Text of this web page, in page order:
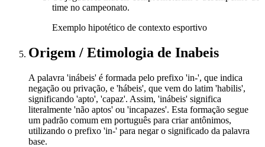
time no campeonato.
Exemplo hipotético de contexto esportivo
Origem / Etimologia de Inabeis
A palavra 'inábeis' é formada pelo prefixo 'in-', que indica
negação ou privação, e 'hábeis', que vem do latim 'habilis',
significando 'apto', 'capaz'. Assim, 'inábeis' significa
literalmente 'não aptos' ou 'incapazes'. Esta formação segue
um padrão comum em português para criar antônimos,
utilizando o prefixo 'in-' para negar o significado da palavra
base.